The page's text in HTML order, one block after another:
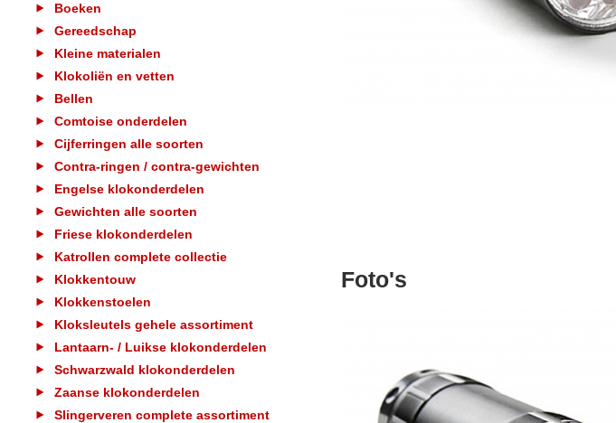
Boeken
Gereedschap
Kleine materialen
Klokoliën en vetten
Bellen
Comtoise onderdelen
Cijferringen alle soorten
Contra-ringen / contra-gewichten
Engelse klokonderdelen
Gewichten alle soorten
Friese klokonderdelen
Katrollen complete collectie
Klokkentouw
Klokkenstoelen
Kloksleutels gehele assortiment
Lantaarn- / Luikse klokonderdelen
Schwarzwald klokonderdelen
Zaanse klokonderdelen
Slingerveren complete assortiment
Foto's